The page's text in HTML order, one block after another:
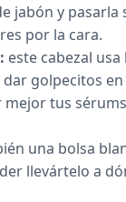
jabón y pasarla
por la cara.
este cabezal usa
golpecitos
tus
una bolsa
llevártelo a